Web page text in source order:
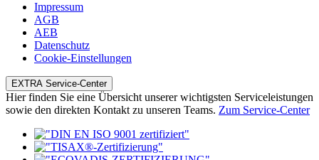
Impressum
AGB
AEB
Datenschutz
Cookie-Einstellungen
EXTRA Service-Center
Hier finden Sie eine Übersicht unserer wichtigsten Serviceleistungen
sowie den direkten Kontakt zu unseren Teams. Zum Service-Center